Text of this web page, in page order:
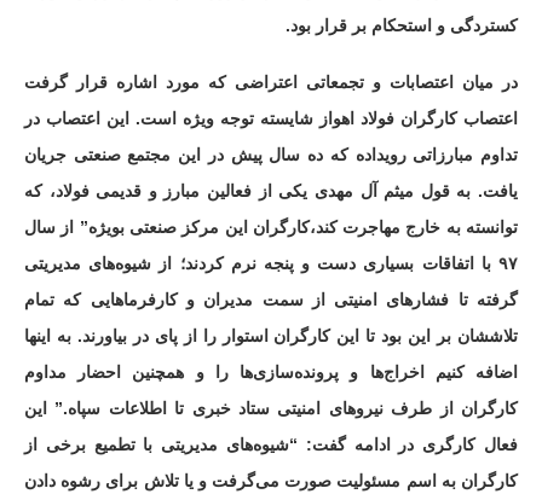
کستردگی و استحکام بر قرار بود.
در میان اعتصابات و تجمعاتی اعتراضی که مورد اشاره قرار گرفت
اعتصاب کارگران فولاد اهواز شایسته توجه ویژه است. این اعتصاب در
تداوم مبارزاتی رویداده که ده سال پیش در این مجتمع صنعتی جریان
یافت. به قول میثم آل مهدی یکی از فعالین مبارز و قدیمی فولاد، که
توانسته به خارج مهاجرت کند،کارگران این مرکز صنعتی بویژه” از سال
۹۷ با اتفاقات بسیاری دست‌ و پنجه نرم کردند؛ از شیوه‌های مدیریتی
گرفته تا فشارهای امنیتی از سمت مدیران و کارفرماهایی که تمام
تلاششان بر این بود تا این کارگران استوار را از پای در بیاورند. به اینها
اضافه کنیم اخراج‌ها و پرونده‌سازی‌ها را و همچنین احضار مداوم
کارگران از طرف نیروهای امنیتی ستاد خبری تا اطلاعات سپاه.” این
فعال کارگری در ادامه گفت: “شیوه‌های مدیریتی با تطمیع برخی از
کارگران به اسم مسئولیت صورت می‌گرفت و یا تلاش برای رشوه دادن